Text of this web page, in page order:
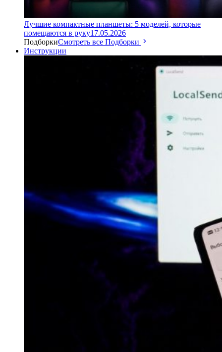
Лучшие компактные планшеты: 5 моделей, которые
помещаются в руку17.05.2026
ПодборкиСмотреть все Подборки
Инструкции